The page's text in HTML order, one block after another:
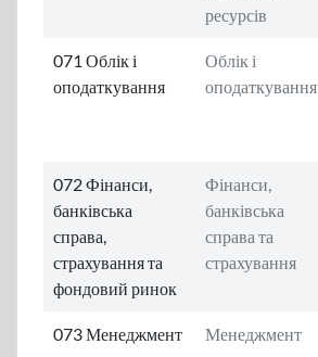
ресурсів
071 Облік і
оподаткування
Облік і
оподаткування
072 Фінанси,
банківська
справа,
страхування та
фондовий ринок
Фінанси,
банківська
справа та
страхування
073 Менеджмент Менеджмент